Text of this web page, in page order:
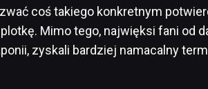
coś takiego konkretnym
Mimo tego, najwięksi fani od
zyskali bardziej namacalny